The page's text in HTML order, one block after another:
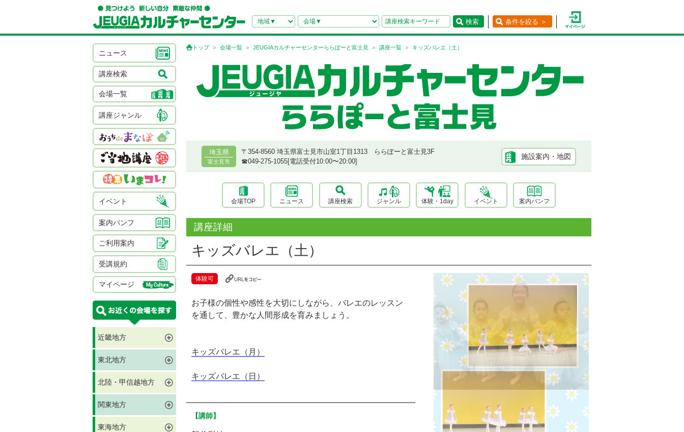
検索 条件を絞る ＞
ニュース
講座検索
会場一覧
講座ジャンル
イベント
案内パンフ
ご利用案内
受講規約
マイページ
近畿地方
東北地方
北陸・甲信越地方
関東地方
東海地方
トップ 会場一覧 JEUGIAカルチャーセンターららぽーと富士見 講座一覧 キッズバレエ（土）
埼玉県
富士見市
〒354-8560 埼玉県富士見市山室1丁目1313 ららぽーと富士見3F
☎︎049-275-1055[電話受付10:00〜20:00]
施設案内・地図
会場TOP ニュース 講座検索 ジャンル 体験・1day イベント 案内パンフ
講座詳細
キッズバレエ（土）
体験可
お子様の個性や感性を大切にしながら、バレエのレッスン
を通して、豊かな人間形成を育みましょう。
キッズバレエ（月）
キッズバレエ（日）
【講師】